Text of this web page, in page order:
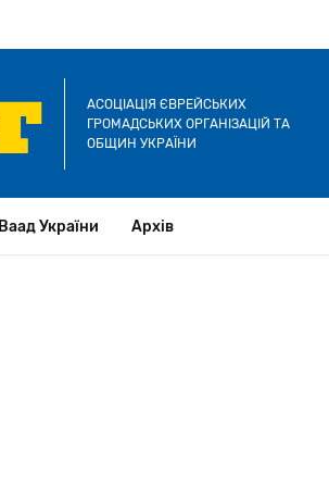
АСОЦІАЦІЯ ЄВРЕЙСЬКИХ
ГРОМАДСЬКИХ ОРГАНІЗАЦІЙ ТА
ОБЩИН УКРАЇНИ
Ваад України Архів